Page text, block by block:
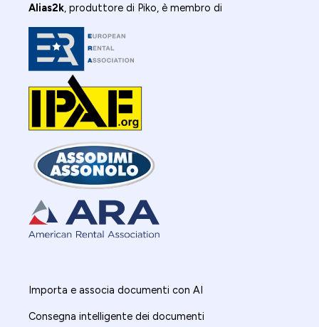
Alias2k, produttore di Piko, è membro di
Importa e associa documenti con AI
Consegna intelligente dei documenti